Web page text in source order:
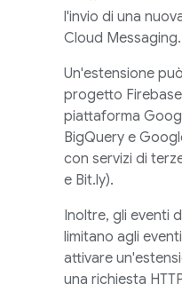
l'invio di una
Cloud Messaging.
Un'estensione
progetto
piattaforma
BigQuery e
con servizi di
e Bit.ly).
Inoltre, gli eventi
limitano agli
attivare
una richiesta